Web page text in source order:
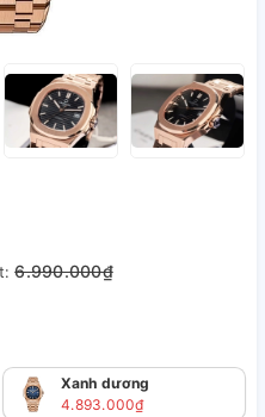
6.990.000₫
Xanh dương
4.893.000₫